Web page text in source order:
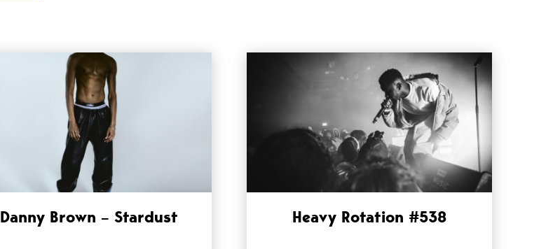
Danny Brown – Stardust Heavy Rotation #538